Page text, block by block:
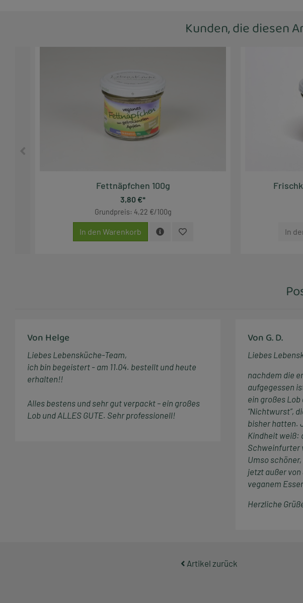
Kunden, die diesen
Fettnäpfchen 100g
3,80 €*
Grundpreis: 4,22 €/100g
In den Warenkorb In
Von Helge
Liebes Lebensküche-Team,
ich bin begeistert - am 11.04. bestellt und heute
erhalten!!
Alles bestens und sehr gut verpackt – ein großes
Lob und ALLES GUTE. Sehr professionell!
Von G. D.
Liebes
nachdem die
aufgegessen
ein großes
“Nichtwurst”,
bisher hatten.
Kindheit weiß:
Schweinfurter
Umso
jetzt außer
veganem
Herzliche
Artikel zurück